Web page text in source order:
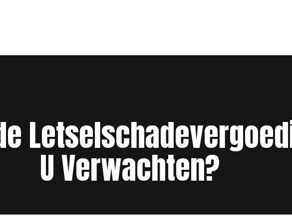
U Verwachten?